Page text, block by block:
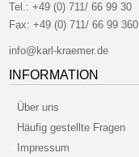
Tel.:+49 (0) 711/ 66 99 30
Fax: +49 (0) 711/ 66 99 360
info@karl-kraemer.de
INFORMATION
Über uns
Häufig gestellte Fragen
Impressum